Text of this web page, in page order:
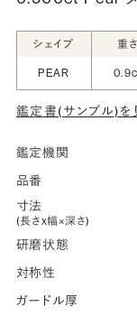
シークレットス
と
指輪の内側に、誕
宝石を選んでセッ
詳しく見る
シェイプ 重さ
PEAR
鑑定書(サンプル)を
鑑定機関
品番
寸法
(長さx幅×深さ)
研磨状態
対称性
ガードル厚